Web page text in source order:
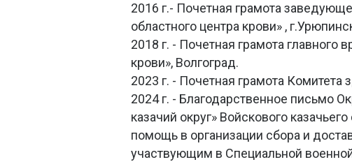
2016 г.- Почетная грамота
областного центра крови» ,
2018 г. - Почетная грамота главного
крови», Волгоград.
2023 г. - Почетная грамота Комитета
2024 г. - Благодарственное письмо
казачий округ» Войскового
помощь в организации сбора и
участвующим в Специальной